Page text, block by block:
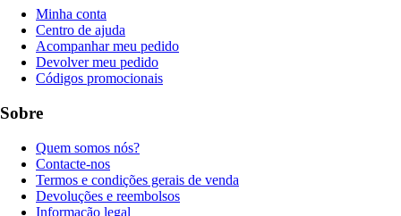
Minha conta
Centro de ajuda
Acompanhar meu pedido
Devolver meu pedido
Códigos promocionais
Sobre
Quem somos nós?
Contacte-nos
Termos e condições gerais de venda
Devoluções e reembolsos
Informação legal